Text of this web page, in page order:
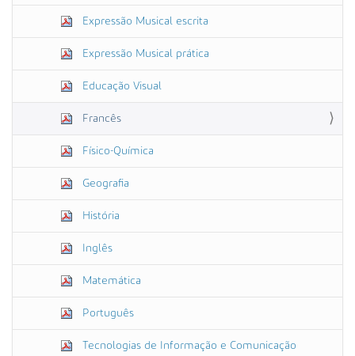
Expressão Musical escrita
Expressão Musical prática
Educação Visual
Francês
Físico-Química
Geografia
História
Inglês
Matemática
Português
Tecnologias de Informação e Comunicação